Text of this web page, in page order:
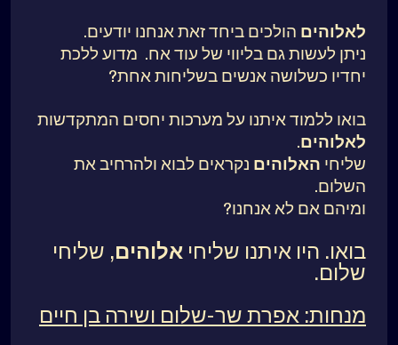
לאלוהיםהולכים ביחד זאת אנחנו יודעים.
ניתן לעשות גם בליווי של עוד אח. מדוע ללכת
יחדיו כשלושה אנשים בשליחות אחת?
בואו ללמוד איתנו על מערכות יחסים המתקדשות
לאלוהים.
שליחי האלוהיםנקראים לבוא ולהרחיב את
השלום.
ומיהם אם לא אנחנו?
בואו. היו איתנו שליחי אלוהים, שליחי
שלום.
מנחות: אפרת שר-שלום ושירה בן חיים